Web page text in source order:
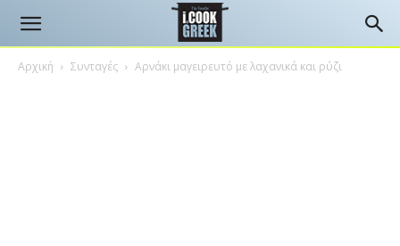
Αρχική Συνταγές Αρνάκι μαγειρευτό με λαχανικά και ρύζι